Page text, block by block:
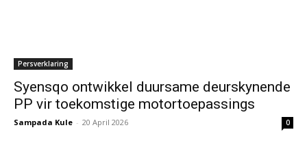
Persverklaring
Syensqo ontwikkel duursame deurskynende
PP vir toekomstige motortoepassings
Sampada Kule - 20 April 2026 0